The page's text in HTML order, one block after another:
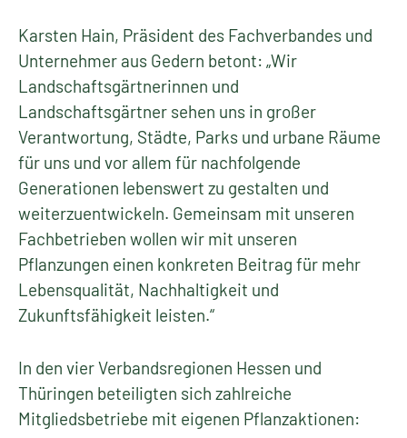
Karsten Hain, Präsident des Fachverbandes und
Unternehmer aus Gedern betont: „Wir
Landschaftsgärtnerinnen und
Landschaftsgärtner sehen uns in großer
Verantwortung, Städte, Parks und urbane Räume
für uns und vor allem für nachfolgende
Generationen lebenswert zu gestalten und
weiterzuentwickeln. Gemeinsam mit unseren
Fachbetrieben wollen wir mit unseren
Pflanzungen einen konkreten Beitrag für mehr
Lebensqualität, Nachhaltigkeit und
Zukunftsfähigkeit leisten.“
In den vier Verbandsregionen Hessen und
Thüringen beteiligten sich zahlreiche
Mitgliedsbetriebe mit eigenen Pflanzaktionen: